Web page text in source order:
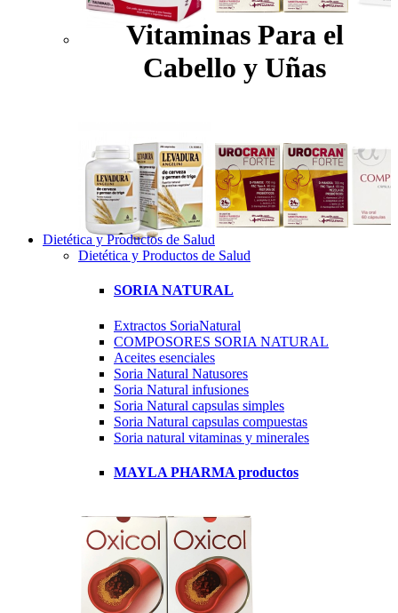
Vitaminas Para el
Cabello y Uñas
Dietética y Productos de Salud
Dietética y Productos de Salud
SORIA NATURAL
Extractos SoriaNatural
COMPOSORES SORIA NATURAL
Aceites esenciales
Soria Natural Natusores
Soria Natural infusiones
Soria Natural capsulas simples
Soria Natural capsulas compuestas
Soria natural vitaminas y minerales
MAYLA PHARMA productos